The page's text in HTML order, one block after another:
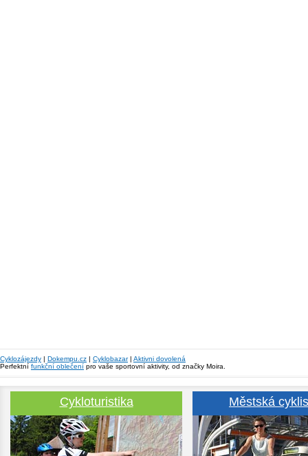
Cyklozájezdy | Dokempu.cz | Cyklobazar| Aktivni dovolená
Perfektní funkční oblečení pro vaše sportovní aktivity, od značky Moira.
Cykloturistika Městská